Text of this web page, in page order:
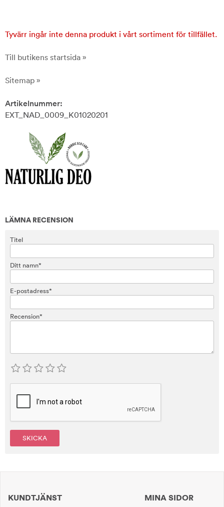
Tyvärr ingår inte denna produkt i vårt sortiment för tillfället.
Till butikens startsida »
Sitemap »
Artikelnummer:
EXT_NAD_0009_K01020201
LÄMNA RECENSION
Titel
Ditt namn*
E-postadress*
Recension*
SKICKA
KUNDTJÄNST MINA SIDOR